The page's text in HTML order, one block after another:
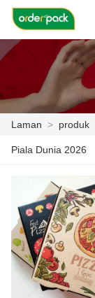
TENTANG KITA
BERITA
KES
LAWATAN KILANG
Laman > produk
Piala Dunia 2026